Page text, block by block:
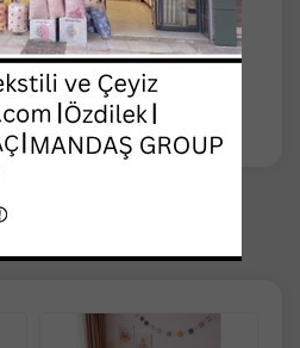
sunan yıkama talimatları
sağlar
kolayca yapabilirsiniz
kişisel zevkinize
özgürlüğü sunar